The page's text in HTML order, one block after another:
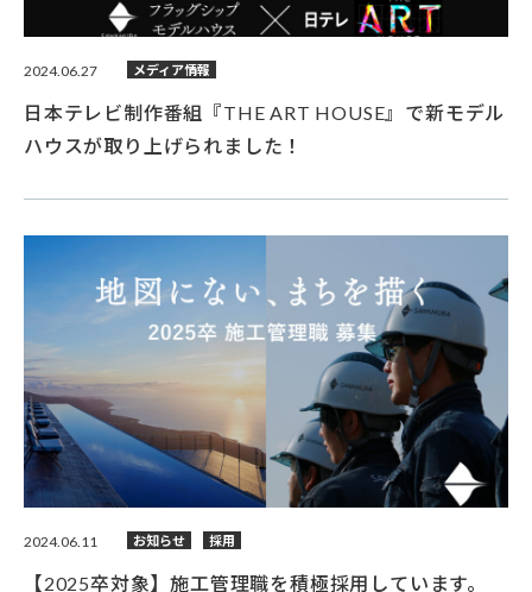
2024.06.27 メディア情報
日本テレビ制作番組『THE ART HOUSE』で新モデル
ハウスが取り上げられました！
2024.06.11 お知らせ 採用
【2025卒対象】施工管理職を積極採用しています。